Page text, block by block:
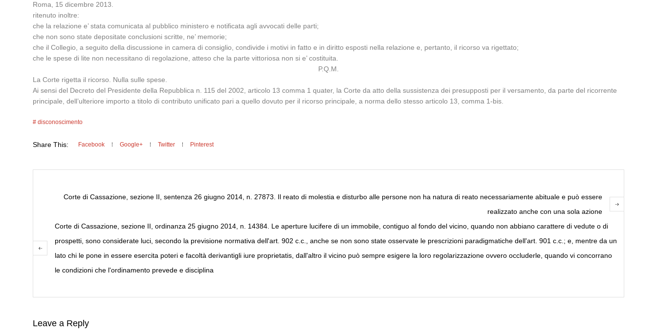
Roma, 15 dicembre 2013.
ritenuto inoltre:
che la relazione e’ stata comunicata al pubblico ministero e notificata agli avvocati delle parti;
che non sono state depositate conclusioni scritte, ne’ memorie;
che il Collegio, a seguito della discussione in camera di consiglio, condivide i motivi in fatto e in diritto esposti nella relazione e, pertanto, il ricorso va rigettato;
che le spese di lite non necessitano di regolazione, atteso che la parte vittoriosa non si e’ costituita.
P.Q.M.
La Corte rigetta il ricorso. Nulla sulle spese.
Ai sensi del Decreto del Presidente della Repubblica n. 115 del 2002, articolo 13 comma 1 quater, la Corte da atto della sussistenza dei presupposti per il versamento, da parte del ricorrente
principale, dell’ulteriore importo a titolo di contributo unificato pari a quello dovuto per il ricorso principale, a norma dello stesso articolo 13, comma 1-bis.
disconoscimento
Share This: Facebook Google+ Twitter Pinterest
Corte di Cassazione, sezione II, sentenza 26 giugno 2014, n. 27873. Il reato di molestia e disturbo alle persone non ha natura di reato necessariamente abituale e può essere
realizzato anche con una sola azione
Corte di Cassazione, sezione II, ordinanza 25 giugno 2014, n. 14384. Le aperture lucifere di un immobile, contiguo al fondo del vicino, quando non abbiano carattere di vedute o di
prospetti, sono considerate luci, secondo la previsione normativa dell'art. 902 c.c., anche se non sono state osservate le prescrizioni paradigmatiche dell'art. 901 c.c.; e, mentre da un
lato chi le pone in essere esercita poteri e facoltà derivantigli iure proprietatis, dall'altro il vicino può sempre esigere la loro regolarizzazione ovvero occluderle, quando vi concorrano
le condizioni che l'ordinamento prevede e disciplina
Leave a Reply